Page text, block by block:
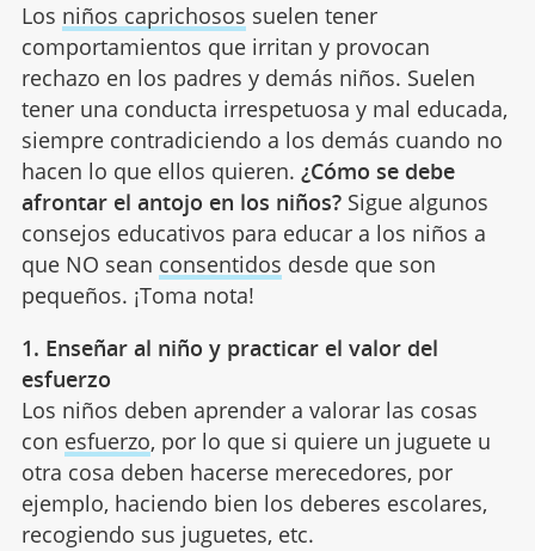
Los niños caprichosos suelen tener
comportamientos que irritan y provocan
rechazo en los padres y demás niños. Suelen
tener una conducta irrespetuosa y mal educada,
siempre contradiciendo a los demás cuando no
hacen lo que ellos quieren. ¿Cómo se debe
afrontar el antojo en los niños?Sigue algunos
consejos educativos para educar a los niños a
que NO sean consentidos desde que son
pequeños. ¡Toma nota!
1. Enseñar al niño y practicar el valor del
esfuerzo
Los niños deben aprender a valorar las cosas
con esfuerzo, por lo que si quiere un juguete u
otra cosa deben hacerse merecedores, por
ejemplo, haciendo bien los deberes escolares,
recogiendo sus juguetes, etc.